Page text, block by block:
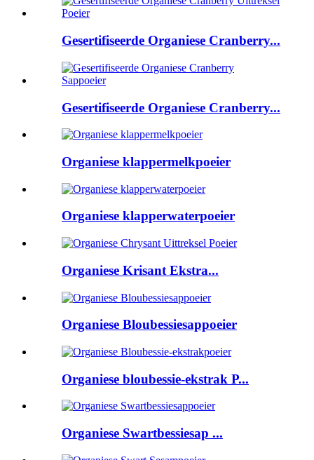
Gesertifiseerde Organiese Cranberry...
Gesertifiseerde Organiese Cranberry...
Organiese klappermelkpoeier
Organiese klapperwaterpoeier
Organiese Krisant Ekstra...
Organiese Bloubessiesappoeier
Organiese bloubessie-ekstrak P...
Organiese Swartbessiesap ...